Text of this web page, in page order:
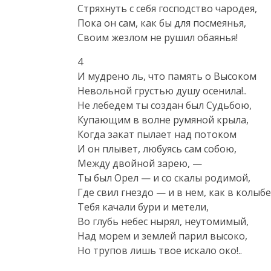
Стряхнуть с себя господство чародея,
Пока он сам, как бы для посмеянья,
Своим жезлом не рушил обаянья!
4
И мудрено ль, что память о Высоком
Невольной грустью душу осенила!..
Не лебедем ты создан был Судьбою,
Купающим в волне румяной крыла,
Когда закат пылает над потоком
И он плывет, любуясь сам собою,
Между двойной зарею, —
Ты был Орел — и со скалы родимой,
Где свил гнездо — и в нем, как в
Тебя качали бури и метели,
Во глубь небес нырял, неутомимый,
Над морем и землей парил высоко,
Но трупов лишь твое искало око!..